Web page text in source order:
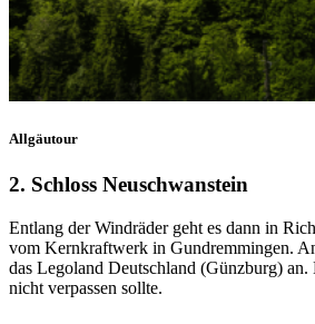
Allgäutour
2. Schloss Neuschwanstein
Entlang der Windräder geht es dann in
vom Kernkraftwerk in Gundremmingen.
das Legoland Deutschland (Günzburg)
nicht verpassen sollte.